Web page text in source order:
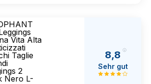
Vita Alta
Taglie
2
Nero L-
8,8
Sehr gut